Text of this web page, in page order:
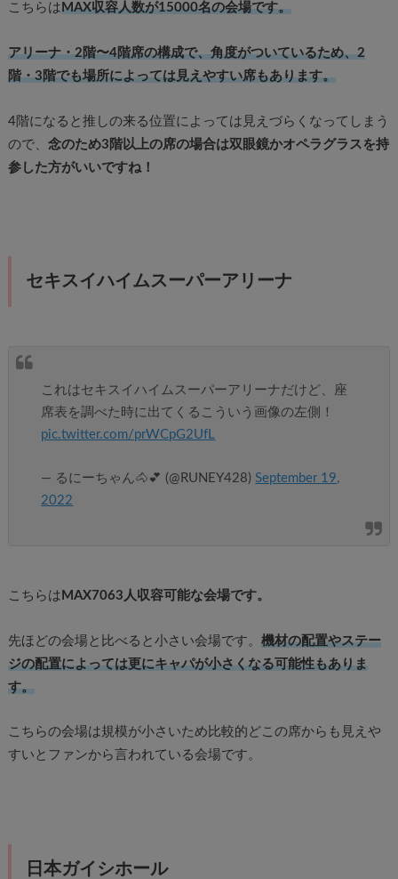
こちらはMAX収容人数が15000名の会場です。
アリーナ・2階〜4階席の構成で、角度がついているため、2
階・3階でも場所によっては見えやすい席もあります。
4階になると推しの来る位置によっては見えづらくなってしまう
ので、 念のため3階以上の席の場合は双眼鏡かオペラグラスを持
参した方がいいですね！
セキスイハイムスーパーアリーナ
これはセキスイハイムスーパーアリーナだけど、座
席表を調べた時に出てくるこういう画像の左側！
pic.twitter.com/prWCpG2UfL
— るにーちゃん🐴💕 (@RUNEY428)September 19,
2022
こちらは MAX7063人収容可能な会場です。
先ほどの会場と比べると小さい会場です。 機材の配置やステー
ジの配置によっては更にキャパが小さくなる可能性もありま
す。
こちらの会場は規模が小さいため比較的どこの席からも見えや
すいとファンから言われている会場です。
日本ガイシホール